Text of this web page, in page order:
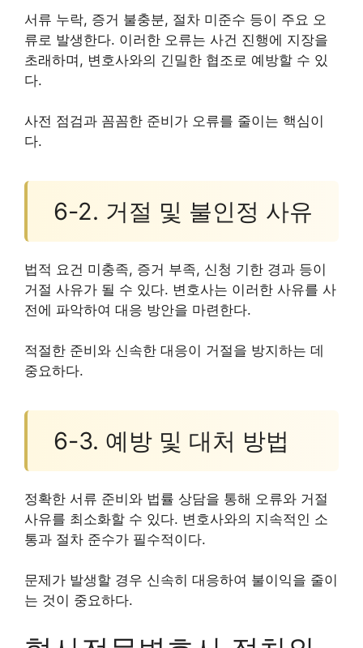
서류 누락, 증거 불충분, 절차 미준수 등이 주요 오
류로 발생한다. 이러한 오류는 사건 진행에 지장을
초래하며, 변호사와의 긴밀한 협조로 예방할 수 있
다.
사전 점검과 꼼꼼한 준비가 오류를 줄이는 핵심이
다.
6-2. 거절 및 불인정 사유
법적 요건 미충족, 증거 부족, 신청 기한 경과 등이
거절 사유가 될 수 있다. 변호사는 이러한 사유를 사
전에 파악하여 대응 방안을 마련한다.
적절한 준비와 신속한 대응이 거절을 방지하는 데
중요하다.
6-3. 예방 및 대처 방법
정확한 서류 준비와 법률 상담을 통해 오류와 거절
사유를 최소화할 수 있다. 변호사와의 지속적인 소
통과 절차 준수가 필수적이다.
문제가 발생할 경우 신속히 대응하여 불이익을 줄이
는 것이 중요하다.